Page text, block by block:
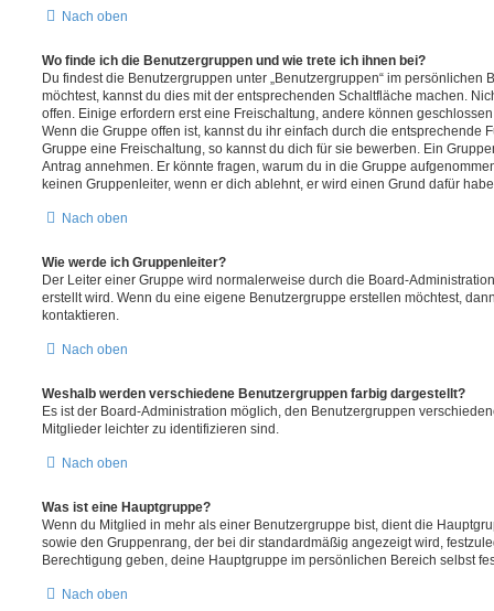
Nach oben
Wo finde ich die Benutzergruppen und wie trete ich ihnen bei?
Du findest die Benutzergruppen unter „Benutzergruppen“ im persönlichen
möchtest, kannst du dies mit der entsprechenden Schaltfläche machen.
offen. Einige erfordern erst eine Freischaltung, andere können
Wenn die Gruppe offen ist, kannst du ihr einfach durch die entsprechende
Gruppe eine Freischaltung, so kannst du dich für sie bewerben. Ein
Antrag annehmen. Er könnte fragen, warum du in die Gruppe
keinen Gruppenleiter, wenn er dich ablehnt, er wird einen Grund dafür
Nach oben
Wie werde ich Gruppenleiter?
Der Leiter einer Gruppe wird normalerweise durch die Board-
erstellt wird. Wenn du eine eigene Benutzergruppe erstellen möchtest,
kontaktieren.
Nach oben
Weshalb werden verschiedene Benutzergruppen farbig dargestellt?
Es ist der Board-Administration möglich, den Benutzergruppen
Mitglieder leichter zu identifizieren sind.
Nach oben
Was ist eine Hauptgruppe?
Wenn du Mitglied in mehr als einer Benutzergruppe bist, dient die
sowie den Gruppenrang, der bei dir standardmäßig angezeigt wird,
Berechtigung geben, deine Hauptgruppe im persönlichen Bereich selbst
Nach oben